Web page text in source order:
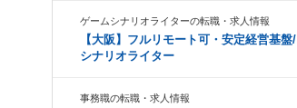
ゲームシナリオライターの転職・求人情報
【大阪】フルリモート可・安定経営基盤/
シナリオライター
事務職の転職・求人情報